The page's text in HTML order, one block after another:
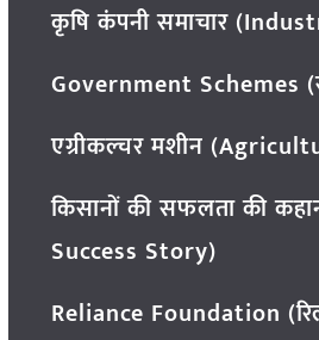
कृषि कंपनी समाचार
Government Schemes
एग्रीकल्चर मशीन
किसानों की सफलता की
Success Story)
Reliance Foundation